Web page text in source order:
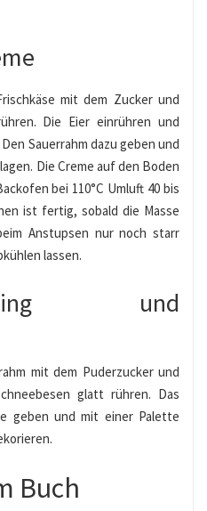
mit dem Zucker und
Die Eier einrühren und
Sauerrahm dazu geben und
Die Creme auf den Boden
bei 110°C Umluft 40 bis
ist fertig, sobald die Masse
Anstupsen nur noch starr
lassen.
und
mit dem Puderzucker und
glatt rühren. Das
geben und mit einer Palette
Buch